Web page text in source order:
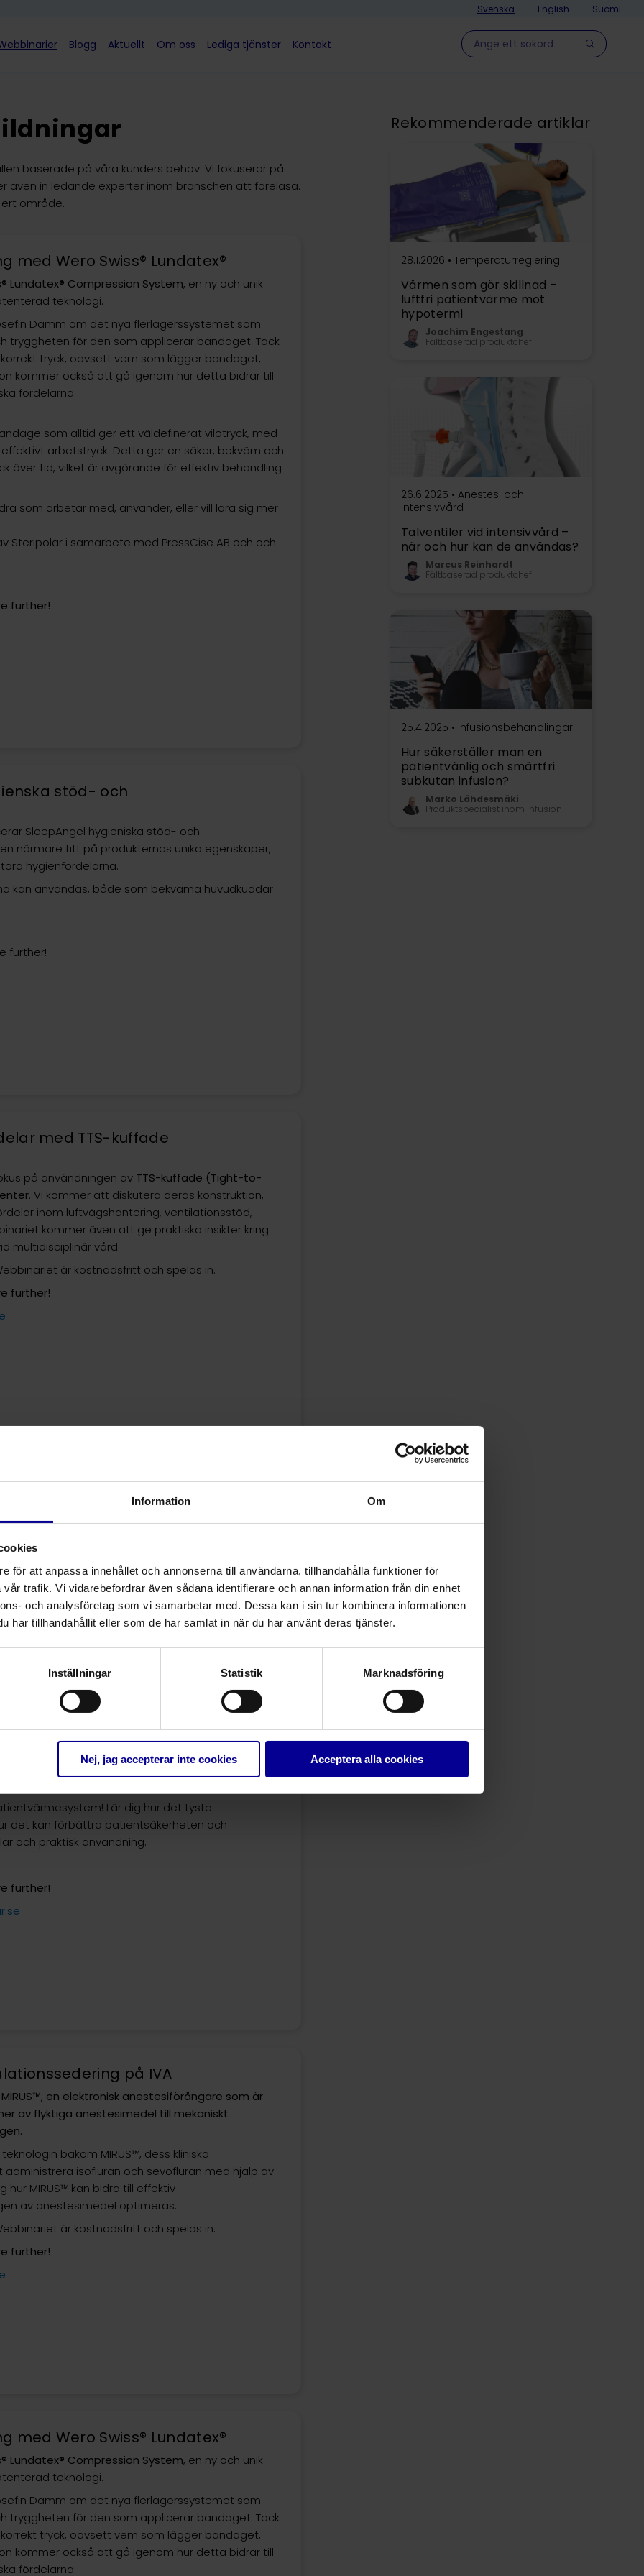
Information Om
för att anpassa innehållet och annonserna till användarna, tillhandahålla funktioner för
trafik. Vi vidarebefordrar även sådana identifierare och annan information från din enhet
och analysföretag som vi samarbetar med. Dessa kan i sin tur kombinera informationen
har tillhandahållit eller som de har samlat in när du har använt deras tjänster.
Inställningar Statistik Marknadsföring
Nej, jag accepterar inte cookies Acceptera alla cookies
Svenska English Suomi
Blogg Aktuellt Om oss Lediga tjänster Kontakt Hae sivulla
baserade på våra kunders behov. Vi fokuserar på
även in ledande experter inom branschen att föreläsa.
område.
med Wero Swiss® Lundatex®
Lundatex® Compression System, en ny och unik
teknologi.
Damm om det nya flerlagerssystemet som
för den som applicerar bandaget. Tack
tryck, oavsett vem som lägger bandaget,
kommer också att gå igenom hur detta bidrar till
fördelarna.
som alltid ger ett väldefinerat vilotryck, med
arbetstryck. Detta ger en säker, bekväm och
över tid, vilket är avgörande för effektiv behandling
som arbetar med, använder, eller vill lära sig mer
Steripolar i samarbete med PressCise AB och och
further!
stöd- och
SleepAngel hygieniska stöd- och
närmare titt på produkternas unika egenskaper,
hygienfördelarna.
kan användas, både som bekväma huvudkuddar
further!
med TTS-kuffade
på användningen av TTS-kuffade (Tight-to-
. Vi kommer att diskutera deras konstruktion,
inom luftvägshantering, ventilationsstöd,
kommer även att ge praktiska insikter kring
multidisciplinär vård.
är kostnadsfritt och spelas in.
further!
sårbehandling
lära dig mer om fördelarna med att använda
ta del av spännande produktnyheter. Under
manukahonung från vanlig honung, var de
betydelse MGO-halten har i klinisk användning.
further!
Lär dig hur det tysta
det kan förbättra patientsäkerheten och
och praktisk användning.
further!
på IVA
MIRUS™, en elektronisk anestesiförångare som är
av flyktiga anestesimedel till mekaniskt
bakom MIRUS™, dess kliniska
isofluran och sevofluran med hjälp av
MIRUS™ kan bidra till effektiv
av anestesimedel optimeras.
är kostnadsfritt och spelas in.
further!
med Wero Swiss® Lundatex®
Lundatex® Compression System, en ny och unik
teknologi.
Damm om det nya flerlagerssystemet som
för den som applicerar bandaget. Tack
tryck, oavsett vem som lägger bandaget,
kommer också att gå igenom hur detta bidrar till
fördelarna.
Rekommenderade artiklar
28.1.2026 • Temperaturreglering
Värmen som gör skillnad –
luftfri patientvärme mot
hypotermi
Joachim Engestang
Fältbaserad produktchef
26.6.2025 • Anestesi och
intensivvård
Talventiler vid intensivvård –
när och hur kan de användas?
Marcus Reinhardt
Fältbaserad produktchef
25.4.2025 • Infusionsbehandlingar
Hur säkerställer man en
patientvänlig och smärtfri
subkutan infusion?
Marko Lähdesmäki
Produktspecialist inom infusion